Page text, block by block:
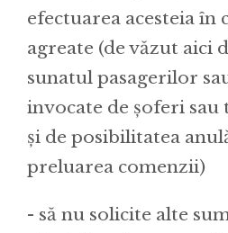
efectuarea acesteia
agreate (de văzut aici
sunatul pasagerilor
invocate de șoferi
și de posibilitatea
preluarea comenzii)
- să nu solicite alte